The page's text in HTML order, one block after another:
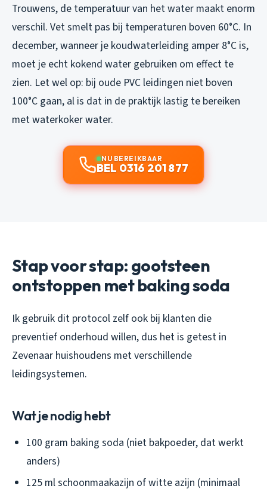
Trouwens, de temperatuur van het water maakt enorm
verschil. Vet smelt pas bij temperaturen boven 60°C. In
december, wanneer je koudwaterleiding amper 8°C is,
moet je echt kokend water gebruiken om effect te
zien. Let wel op: bij oude PVC leidingen niet boven
100°C gaan, al is dat in de praktijk lastig te bereiken
met waterkoker water.
NU BEREIKBAAR
BEL 0316 201 877
Stap voor stap: gootsteen
ontstoppen met baking soda
Ik gebruik dit protocol zelf ook bij klanten die
preventief onderhoud willen, dus het is getest in
Zevenaar huishoudens met verschillende
leidingsystemen.
Wat je nodig hebt
100 gram baking soda (niet bakpoeder, dat werkt
anders)
125 ml schoonmaakazijn of witte azijn (minimaal